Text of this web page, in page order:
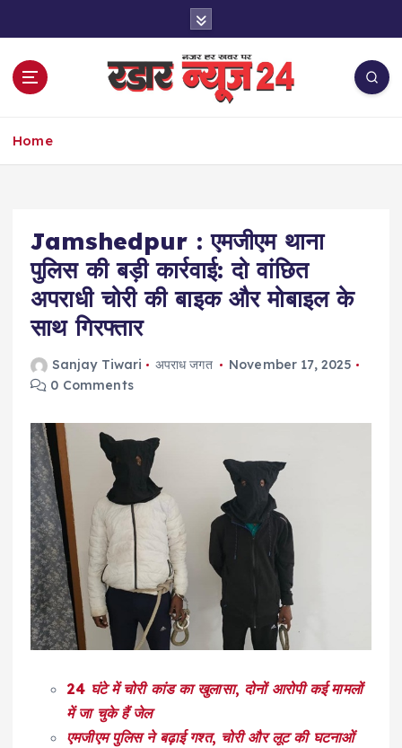
Home
Jamshedpur : एमजीएम थाना
पुलिस की बड़ी कार्रवाई: दो वांछित
अपराधी चोरी की बाइक और मोबाइल के
साथ गिरफ्तार
Sanjay Tiwari अपराध जगत
November 17, 2025
0 Comments
24 घंटे में चोरी कांड का खुलासा, दोनों आरोपी कई मामलों
में जा चुके हैं जेल
एमजीएम पुलिस ने बढ़ाई गश्त, चोरी और लूट की घटनाओं